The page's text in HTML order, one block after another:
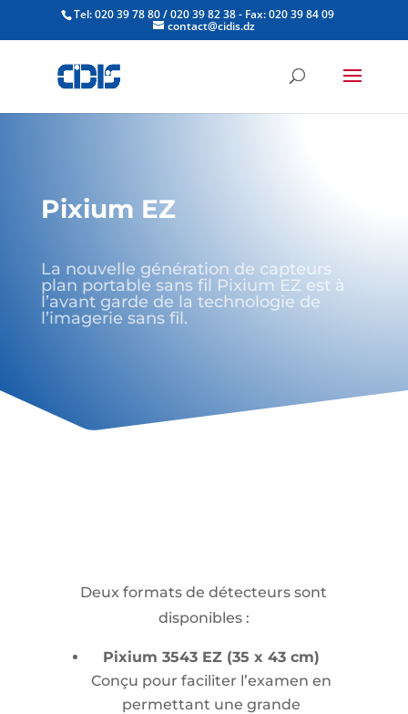
Tel: 020 39 78 80 / 020 39 82 38 - Fax: 020 39 84 09
contact@cidis.dz
Pixium EZ
La nouvelle génération de capteurs
plan portable sans fil Pixium EZ est à
l’avant garde de la technologie de
l’imagerie sans fil.
Deux formats de détecteurs sont
disponibles :
Pixium 3543 EZ (35 x 43 cm)
Conçu pour faciliter l’examen en
permettant une grande